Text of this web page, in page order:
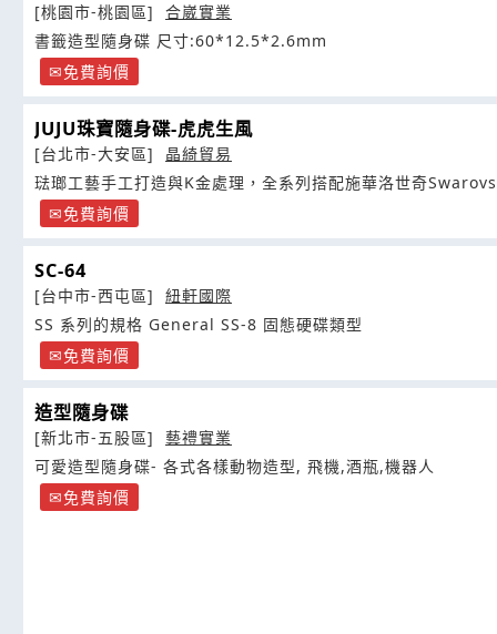
[桃園市-桃園區]
合崴實業
書籤造型隨身碟 尺寸:60*12.5*2.6mm
免費詢價
JUJU珠寶隨身碟-虎虎生風
[台北市-大安區]
晶綺貿易
琺瑯工藝手工打造與K金處理，全系列搭配施華洛世奇
免費詢價
SC-64
[台中市-西屯區]
紐軒國際
SS 系列的規格 General SS-8 固態硬碟類型
免費詢價
造型隨身碟
[新北市-五股區]
藝禮實業
可愛造型隨身碟- 各式各樣動物造型, 飛機,酒瓶,機器人
免費詢價